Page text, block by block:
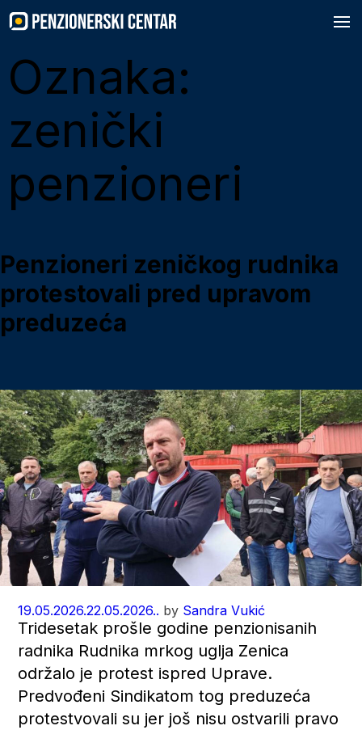
to
content
Oznaka:
zenički
penzioneri
Penzioneri zeničkog rudnika
protestovali pred upravom
preduzeća
19.05.2026.22.05.2026.. by Sandra Vukić
Tridesetak prošle godine penzionisanih
radnika Rudnika mrkog uglja Zenica
održalo je protest ispred Uprave.
Predvođeni Sindikatom tog preduzeća
protestvovali su jer još nisu ostvarili pravo